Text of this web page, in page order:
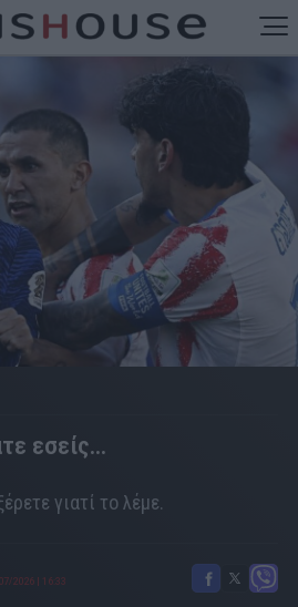
εσείς...
γιατί το λέμε.
2026 16:33